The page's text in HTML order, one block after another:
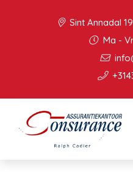
Sint Annadal
Ma -